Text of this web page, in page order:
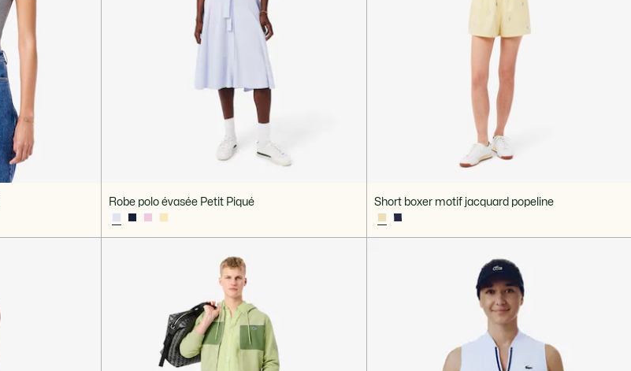
Robe polo évasée Petit Piqué Short boxer motif jacquard popeline